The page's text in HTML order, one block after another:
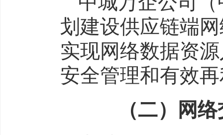
划建设供应链端
实现网络数据资
安全管理和有效
（二）网络